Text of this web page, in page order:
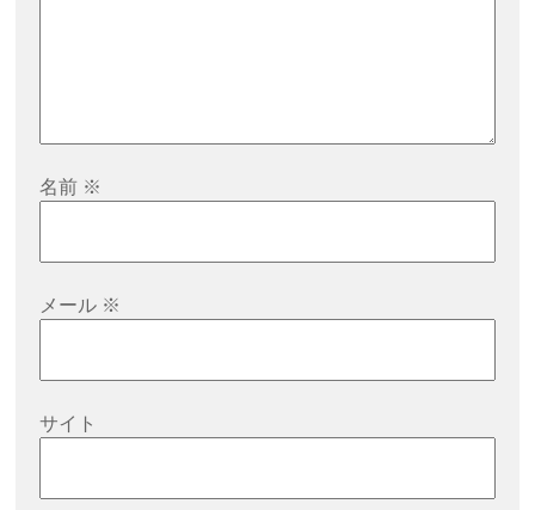
名前 ※
メール ※
サイト